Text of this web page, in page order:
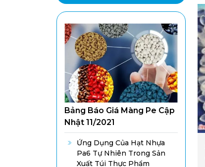
Bảng Báo Giá Màng Pe Cập
Nhật 11/2021
Ứng Dụng Của Hạt Nhựa
Pa6 Tự Nhiên Trong Sản
Xuất Túi Thực Phẩm